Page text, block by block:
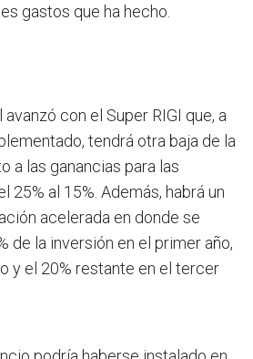
gastos que ha hecho.
con el Super RIGI que, a
tendrá otra baja de la
a las ganancias para las
25% al 15%. Además, habrá un
acelerada en donde se
de la inversión en el primer año,
y el 20% restante en el tercer